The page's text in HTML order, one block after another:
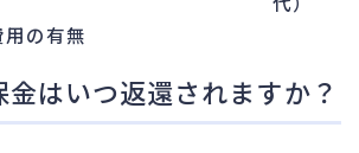
の有無
はいつ返還されますか？